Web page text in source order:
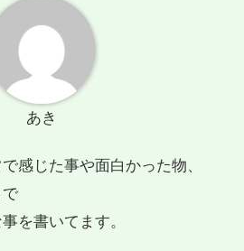
あき
感じた事や面白かった物、
を書いてます。